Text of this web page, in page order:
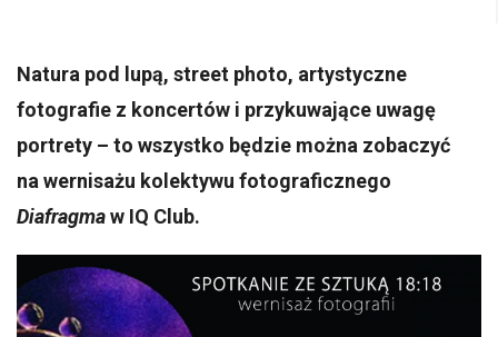
Natura pod lupą, street photo, artystyczne
fotografie z koncertów i przykuwające uwagę
portrety – to wszystko będzie można zobaczyć
na wernisażu kolektywu fotograficznego
Diafragmaw IQ Club.